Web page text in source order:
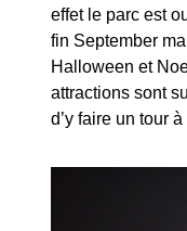
effet le parc est
fin September
Halloween et
attractions sont
d’y faire un tour